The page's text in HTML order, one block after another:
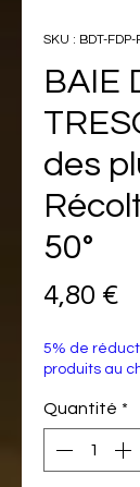
SKU : BDT-
BAIE
des
50°
4,80 €
5% de
produits au
Quantité *